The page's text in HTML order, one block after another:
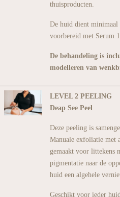
thuisproducten.
De huid dient minimaal
voorbereid met Serum
De behandeling is
modelleren van
LEVEL 2 PEELING
Deap See Peel
Deze peeling is
Manuale exfoliatie met
gemaakt voor littekens
pigmentatie naar de
huid een algehele
Geschikt voor ieder